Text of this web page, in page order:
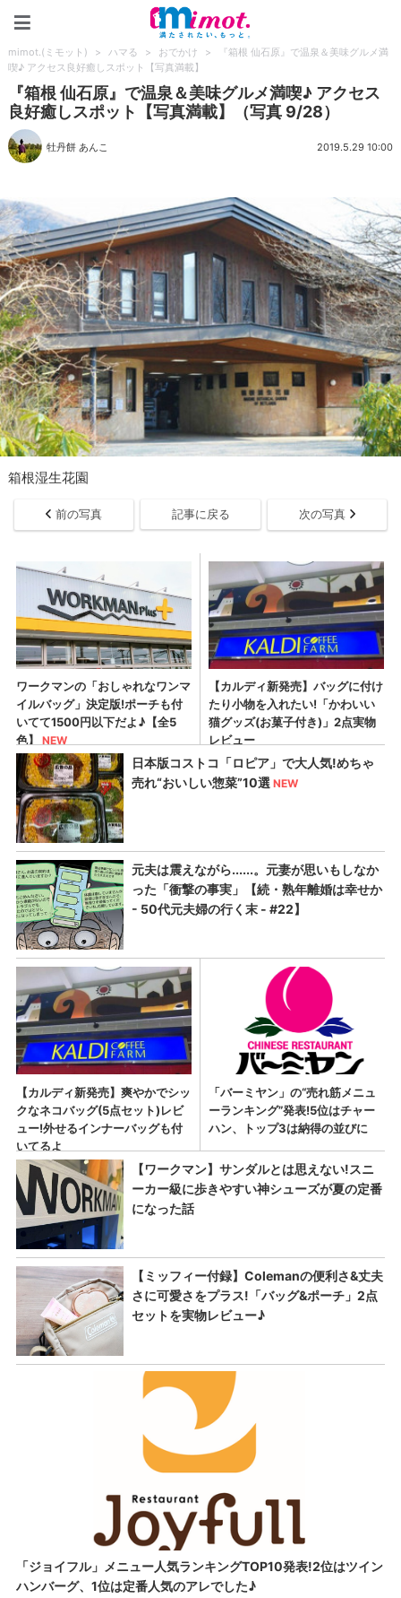
mimot.(ミモット) > ハマる > おでかけ >
『箱根 仙石原』で温泉＆美味グルメ満
喫♪ アクセス良好癒しスポット【写真満載】
『箱根 仙石原』で温泉＆美味グルメ満喫♪ アクセス
良好癒しスポット【写真満載】（写真 9/28）
牡丹餅 あんこ 2019.5.29 10:00
箱根湿生花園
前の写真 記事に戻る 次の写真